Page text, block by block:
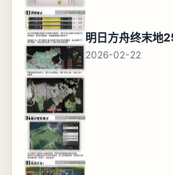
2026-02-22